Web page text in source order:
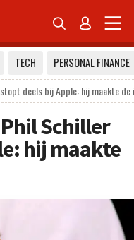
 
TECH
PERSONAL FINANCE
deels bij Apple: hij maakte de
Schiller
hij maakte